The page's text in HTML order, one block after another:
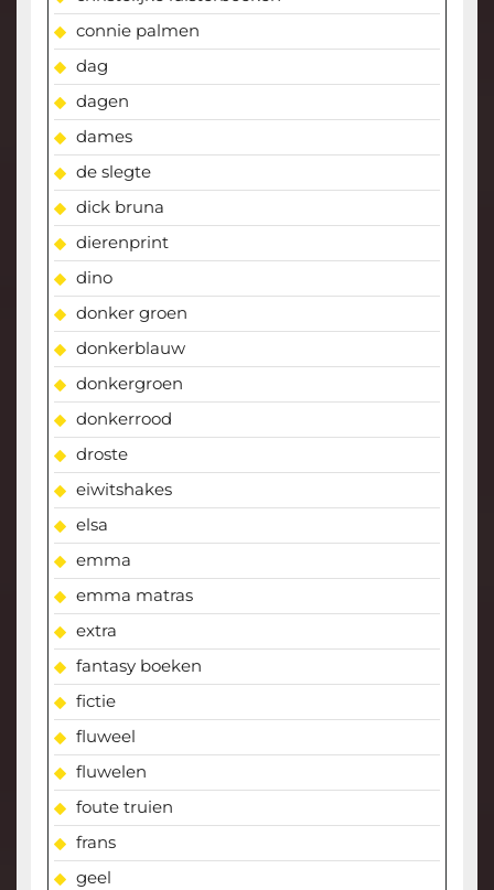
connie palmen
dag
dagen
dames
de slegte
dick bruna
dierenprint
dino
donker groen
donkerblauw
donkergroen
donkerrood
droste
eiwitshakes
elsa
emma
emma matras
extra
fantasy boeken
fictie
fluweel
fluwelen
foute truien
frans
geel